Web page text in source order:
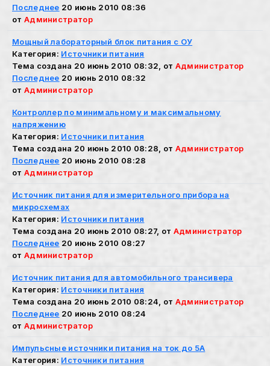
Последнее 20 июнь 2010 08:36
от Администратор
Мощный лабораторный блок питания с ОУ
Категория: Источники питания
Тема создана 20 июнь 2010 08:32, от Администратор
Последнее 20 июнь 2010 08:32
от Администратор
Контроллер по минимальному и максимальному
напряжению
Категория: Источники питания
Тема создана 20 июнь 2010 08:28, от Администратор
Последнее 20 июнь 2010 08:28
от Администратор
Источник питания для измерительного прибора на
микросхемах
Категория: Источники питания
Тема создана 20 июнь 2010 08:27, от Администратор
Последнее 20 июнь 2010 08:27
от Администратор
Источник питания для автомобильного трансивера
Категория: Источники питания
Тема создана 20 июнь 2010 08:24, от Администратор
Последнее 20 июнь 2010 08:24
от Администратор
Импульсные источники питания на ток до 5А
Категория: Источники питания